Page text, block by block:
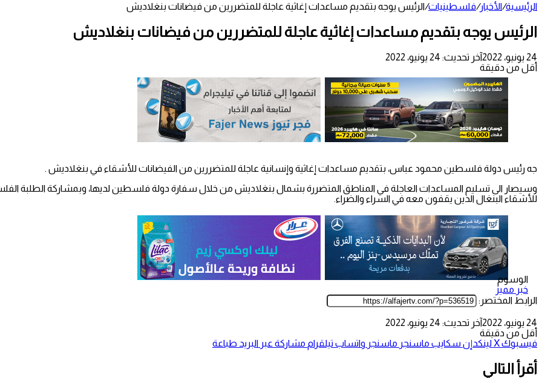
الرئيسية/الأخبار/فلسطينيات/الرئيس يوجه بتقديم مساعدات إغاثية عاجلة للمتضررين من فيضانات بنغلاديش
الرئيس يوجه بتقديم مساعدات إغاثية عاجلة للمتضررين من فيضانات بنغلاديش
24 يونيو، 2022
آخر تحديث: 24 يونيو، 2022
أقل من دقيقة
جه رئيس دولة فلسطين محمود عباس، بتقديم مساعدات إغاثية وإنسانية عاجلة للمتضررين من الفيضانات للأشقاء في بنغلاديش .
وسيصار الى تسليم المساعدات العاجلة في المناطق المتضررة بشمال بنغلاديش من خلال سفارة دولة فلسطين لديها، وبمشاركة الطلبة
للأشقاء البنغال الذين يقفون معه في السراء والضراء.
الوسوم
خبر مميز
الرابط المختصر:
24 يونيو، 2022
آخر تحديث: 24 يونيو، 2022
أقل من دقيقة
فيسبوك‫Xلينكدإن سكايب ماسنجر ماسنجر واتساب تيلقرام مشاركة عبر البريد طباعة
أقرأ التالي